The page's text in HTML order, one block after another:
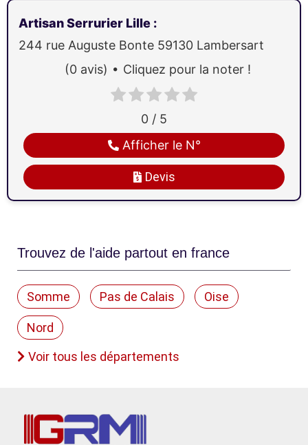
Artisan Serrurier Lille :
244 rue Auguste Bonte 59130 Lambersart
Devis
Afficher le N°
0 / 5
(0 avis) Cliquez pour la noter !
Trouvez de l'aide partout en france
Somme Pas de Calais Oise
Nord
Voir tous les départements